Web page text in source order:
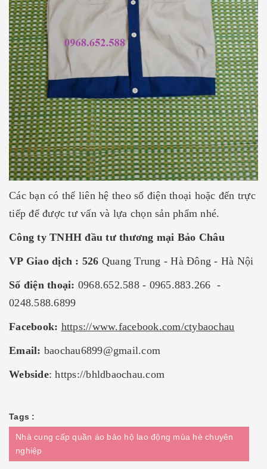
Các bạn có thể liên hệ theo số điện thoại hoặc đến trực
tiếp để được tư vấn và lựa chọn sản phẩm nhé.
Công ty TNHH đầu tư thương mại Bảo Châu
VP Giao dịch : 526 Quang Trung - Hà Đông - Hà Nội
Số điện thoại: 0968.652.588 - 0965.883.266 -
0248.588.6899
Facebook: https://www.facebook.com/ctybaochau
Email: baochau6899@gmail.com
Webside:https://bhldbaochau.com
Tags :
Nhà cung cấp quần áo bảo hộ lao động mùa hè chuyên
nghiệp